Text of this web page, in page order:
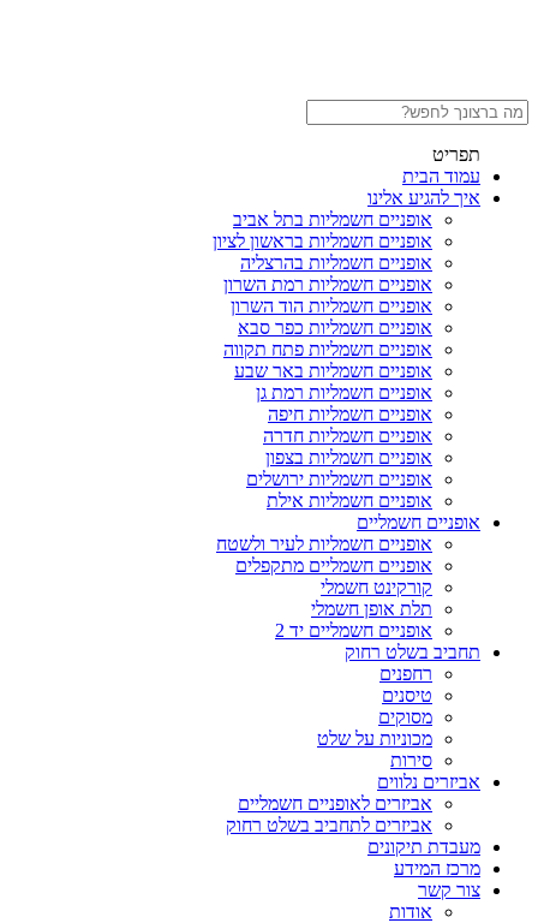
תפריט
עמוד הבית
איך להגיע אלינו
אופניים חשמליות בתל אביב
אופניים חשמליות בראשון לציון
אופניים חשמליות בהרצליה
אופניים חשמליות רמת השרון
אופניים חשמליות הוד השרון
אופניים חשמליות כפר סבא
אופניים חשמליות פתח תקווה
אופניים חשמליות באר שבע
אופניים חשמליות רמת גן
אופניים חשמליות חיפה
אופניים חשמליות חדרה
אופניים חשמליות בצפון
אופניים חשמליות ירושלים
אופניים חשמליות אילת
אופניים חשמליים
אופניים חשמליות לעיר ולשטח
אופניים חשמליים מתקפלים
קורקינט חשמלי
תלת אופן חשמלי
אופניים חשמליים יד 2
תחביב בשלט רחוק
רחפנים
טיסנים
מסוקים
מכוניות על שלט
סירות
אביזרים נלווים
אביזרים לאופניים חשמליים
אביזרים לתחביב בשלט רחוק
מעבדת תיקונים
מרכז המידע
צור קשר
אודות